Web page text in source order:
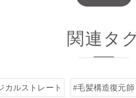
関連タ
カルストレート #毛髪構造復元師